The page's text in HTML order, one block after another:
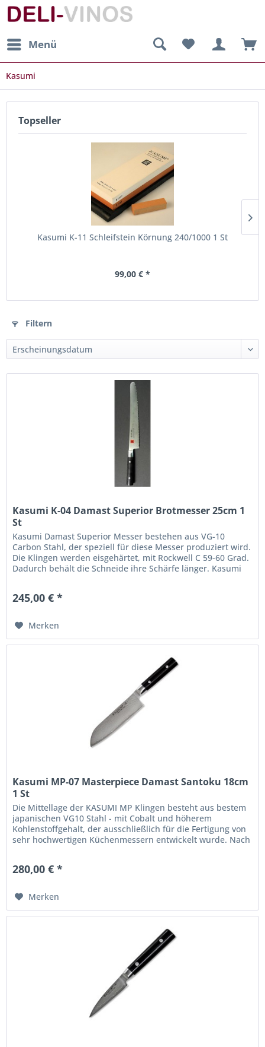
Menü
Kasumi
Topseller
Kasumi K-11 Schleifstein Körnung 240/1000 1 St
99,00 € *
Filtern
Kasumi K-04 Damast Superior Brotmesser 25cm 1
St
Kasumi Damast Superior Messer bestehen aus VG-10
Carbon Stahl, der speziell für diese Messer produziert wird.
Die Klingen werden eisgehärtet, mit Rockwell C 59-60 Grad.
Dadurch behält die Schneide ihre Schärfe länger. Kasumi
245,00 € *
Merken
Kasumi MP-07 Masterpiece Damast Santoku 18cm
1 St
Die Mittellage der KASUMI MP Klingen besteht aus bestem
japanischen VG10 Stahl - mit Cobalt und höherem
Kohlenstoffgehalt, der ausschließlich für die Fertigung von
sehr hochwertigen Küchenmessern entwickelt wurde. Nach
280,00 € *
Merken